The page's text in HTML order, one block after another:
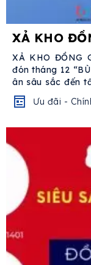
XẢ KHO
XẢ KHO ĐỒNG
đón tháng 12
ân sâu sắc đến
ủng hộ...
Ưu đãi -